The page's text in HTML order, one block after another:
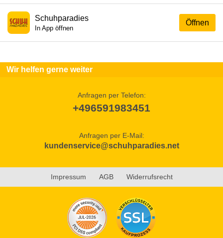
Öffnen
Schuhparadies
In App öffnen
Wir helfen gerne weiter
Anfragen per Telefon:
+496591983451
Anfragen per E-Mail:
kundenservice@schuhparadies.net
Impressum AGB Widerrufsrecht